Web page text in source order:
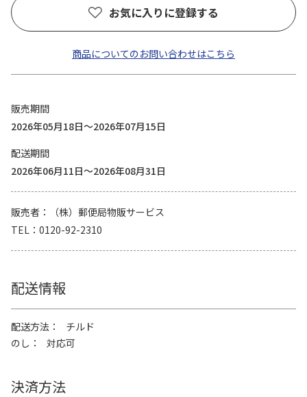
お気に入りに登録する
商品についてのお問い合わせはこちら
販売期間
2026年05月18日～2026年07月15日
配送期間
2026年06月11日～2026年08月31日
販売者
（株）郵便局物販サービス
TEL
0120-92-2310
配送情報
配送方法
チルド
のし
対応可
決済方法